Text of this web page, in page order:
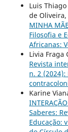
Luis
de Oliveira,
MINHA
Filosofia e
Africanas:
Livia Fraga
Revista
n. 2
Karine
Saberes:
Educação: